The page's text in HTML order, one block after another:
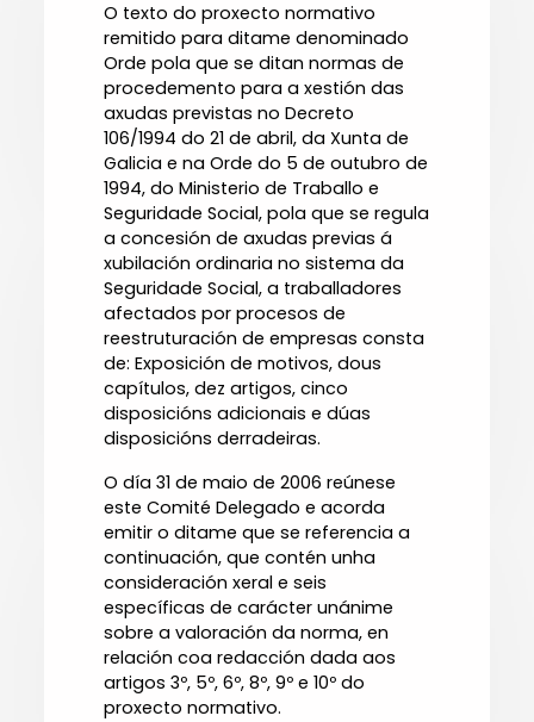
O texto do proxecto normativo
remitido para ditame denominado
Orde pola que se ditan normas de
procedemento para a xestión das
axudas previstas no Decreto
106/1994 do 21 de abril, da Xunta de
Galicia e na Orde do 5 de outubro de
1994, do Ministerio de Traballo e
Seguridade Social, pola que se regula
a concesión de axudas previas á
xubilación ordinaria no sistema da
Seguridade Social, a traballadores
afectados por procesos de
reestruturación de empresas consta
de: Exposición de motivos, dous
capítulos, dez artigos, cinco
disposicións adicionais e dúas
disposicións derradeiras.
O día 31 de maio de 2006 reúnese
este Comité Delegado e acorda
emitir o ditame que se referencia a
continuación, que contén unha
consideración xeral e seis
específicas de carácter unánime
sobre a valoración da norma, en
relación coa redacción dada aos
artigos 3º, 5º, 6º, 8º, 9º e 10º do
proxecto normativo.